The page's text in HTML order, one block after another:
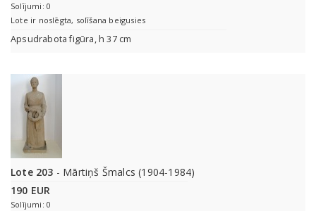
Solījumi: 0
Lote ir noslēgta, solīšana beigusies
Apsudrabota figūra, h 37 cm
Lote 203 - Mārtiņš Šmalcs (1904-1984)
190 EUR
Solījumi: 0